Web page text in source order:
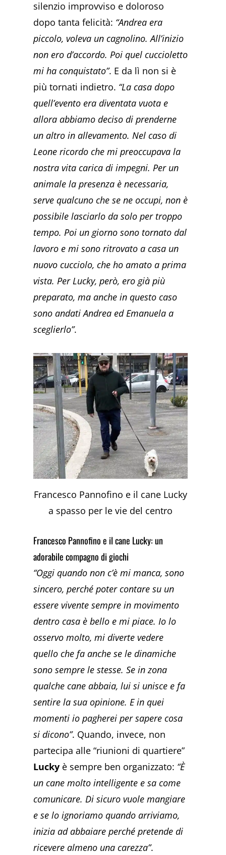
silenzio improvviso e doloroso
dopo tanta felicità: “Andrea era
piccolo, voleva un cagnolino. All’inizio
non ero d’accordo. Poi quel cuccioletto
mi ha conquistato”. E da lì non si è
più tornati indietro. “La casa dopo
quell’evento era diventata vuota e
allora abbiamo deciso di prenderne
un altro in allevamento. Nel caso di
Leone ricordo che mi preoccupava la
nostra vita carica di impegni. Per un
animale la presenza è necessaria,
serve qualcuno che se ne occupi, non è
possibile lasciarlo da solo per troppo
tempo. Poi un giorno sono tornato dal
lavoro e mi sono ritrovato a casa un
nuovo cucciolo, che ho amato a prima
vista. Per Lucky, però, ero già più
preparato, ma anche in questo caso
sono andati Andrea ed Emanuela a
sceglierlo”.
Francesco Pannofino e il cane Lucky
a spasso per le vie del centro
Francesco Pannofino e il cane Lucky: un
adorabile compagno di giochi
“Oggi quando non c’è mi manca, sono
sincero, perché poter contare su un
essere vivente sempre in movimento
dentro casa è bello e mi piace. Io lo
osservo molto, mi diverte vedere
quello che fa anche se le dinamiche
sono sempre le stesse. Se in zona
qualche cane abbaia, lui si unisce e fa
sentire la sua opinione. E in quei
momenti io pagherei per sapere cosa
si dicono”. Quando, invece, non
partecipa alle “riunioni di quartiere”
Lucky è sempre ben organizzato: “È
un cane molto intelligente e sa come
comunicare. Di sicuro vuole mangiare
e se lo ignoriamo quando arriviamo,
inizia ad abbaiare perché pretende di
ricevere almeno una carezza”.